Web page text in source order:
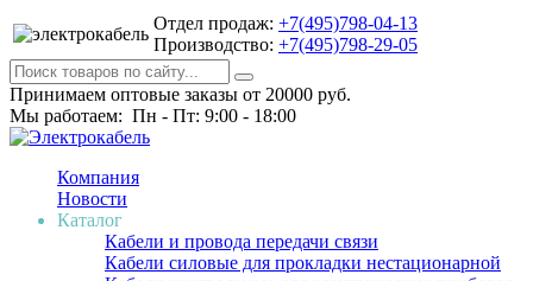
Отдел продаж: +7(495)798-04-13
Производство: +7(495)798-29-05
Принимаем оптовые заказы от 20000 руб.
Мы работаем: Пн - Пт: 9:00 - 18:00
Компания
Новости
Каталог
Кабели и провода передачи связи
Кабели силовые для прокладки нестационарной